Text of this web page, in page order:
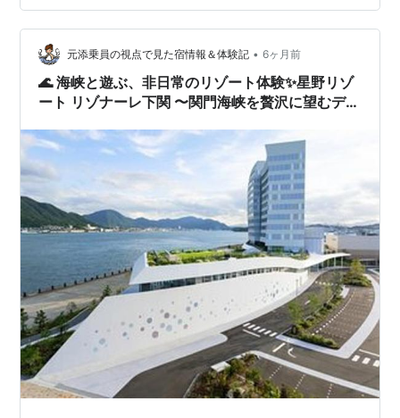
ってどんなホテル？ リゾナーレシリーズは、もともと高
級ホテルだ…
元添乗員の視点で見た宿情報＆体験記 • 6ヶ月前
🌊 海峡と遊ぶ、非日常のリゾート体験✨星野リゾ
ート リゾナーレ下関 〜関門海峡を贅沢に望むデザ